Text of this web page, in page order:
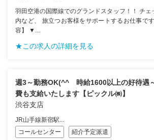
羽田空港の国際線でのグランドスタッフ！！ チェ
内など、 旅立つお客様をサポートするお仕事で
容】 ▼...
★この求人の詳細を見る
週3～勤務OK(^^ゞ時給1600以上の好待遇
費も支給いたします【ピックル㈱】
渋谷支店
JR山手線新宿駅...
コールセンター
紹介予定派遣